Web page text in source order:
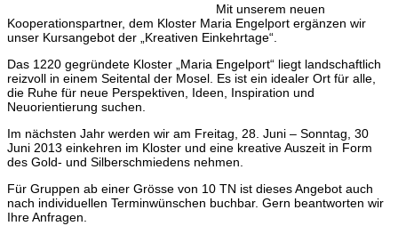
Mit unserem neuen
Kooperationspartner, dem Kloster Maria Engelport ergänzen wir
unser Kursangebot der „Kreativen Einkehrtage“.
Das 1220 gegründete Kloster „Maria Engelport“ liegt landschaftlich
reizvoll in einem Seitental der Mosel. Es ist ein idealer Ort für alle,
die Ruhe für neue Perspektiven, Ideen, Inspiration und
Neuorientierung suchen.
Im nächsten Jahr werden wir am Freitag, 28. Juni – Sonntag, 30
Juni 2013 einkehren im Kloster und eine kreative Auszeit in Form
des Gold- und Silberschmiedens nehmen.
Für Gruppen ab einer Grösse von 10 TN ist dieses Angebot auch
nach individuellen Terminwünschen buchbar. Gern beantworten wir
Ihre Anfragen.